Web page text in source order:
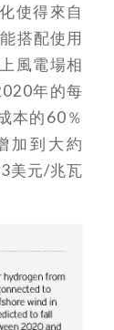
使得來自
搭配使用
風電場相
年的每
本的60％
加到大約
美元/兆瓦